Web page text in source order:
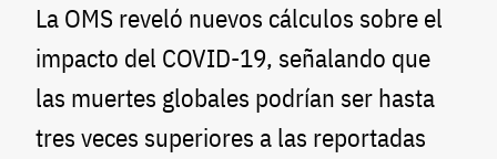
La OMS reveló nuevos cálculos sobre el
impacto del COVID-19, señalando que
las muertes globales podrían ser hasta
tres veces superiores a las reportadas